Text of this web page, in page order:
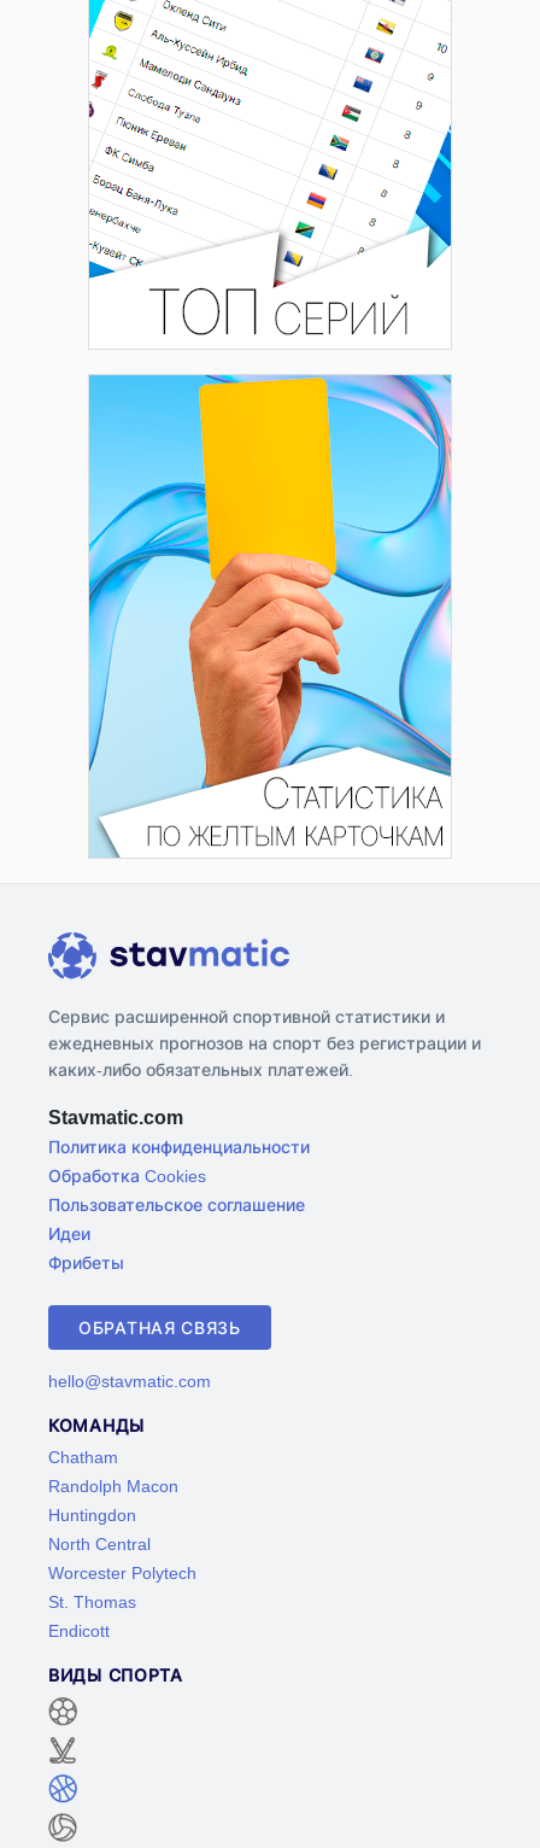
Сервис расширенной спортивной статистики и
ежедневных прогнозов на спорт без регистрации и
каких-либо обязательных платежей.
Stavmatic.com
Политика конфиденциальности
Обработка Cookies
Пользовательское соглашение
Идеи
Фрибеты
ОБРАТНАЯ СВЯЗЬ
hello@stavmatic.com
КОМАНДЫ
Chatham
Randolph Macon
Huntingdon
North Central
Worcester Polytech
St. Thomas
Endicott
ВИДЫ СПОРТА